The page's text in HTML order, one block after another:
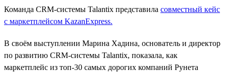
Команда CRM-системы Talantix представила совместный кейс
с маркетплейсом KazanExpress.
В своём выступлении Марина Хадина, основатель и директор
по развитию CRM-системы Talantix, показала, как
маркетплейс из топ-30 самых дорогих компаний Рунета